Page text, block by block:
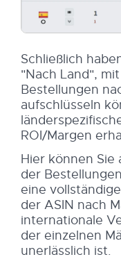
Schließlich
"Nach Land",
Bestellungen
aufschlüsseln
ROI/Margen
Hier können Sie
der
eine
der ASIN nach
internationale
der einzelnen
unerlässlich ist.